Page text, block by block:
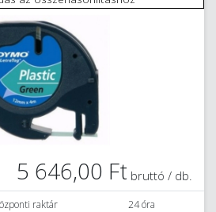
5 646,00 Ft bruttó / db.
raktár
24 óra